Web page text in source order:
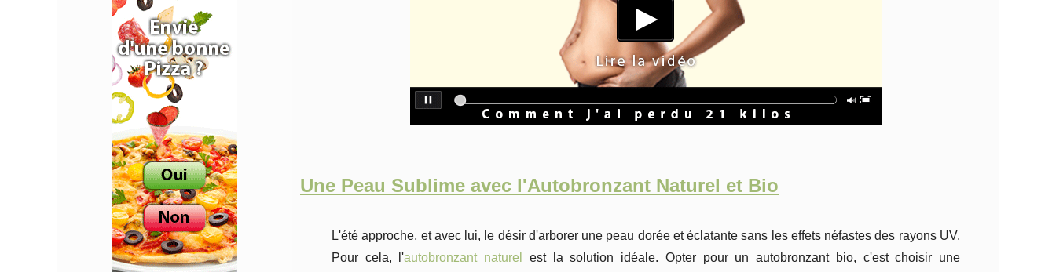
Une Peau Sublime avec l'Autobronzant Naturel et Bio
L'été approche, et avec lui, le désir d'arborer une peau dorée et éclatante sans les effets néfastes des rayons UV.
Pour cela, l'autobronzant naturel
est la solution idéale. Opter pour un autobronzant bio, c'est choisir une